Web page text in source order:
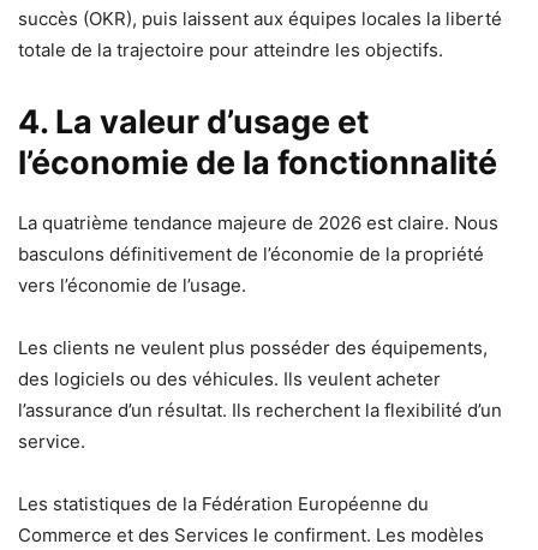
succès (OKR), puis laissent aux équipes locales la liberté
totale de la trajectoire pour atteindre les objectifs.
4. La valeur d’usage et
l’économie de la fonctionnalité
La quatrième tendance majeure de 2026 est claire. Nous
basculons définitivement de l’économie de la propriété
vers l’économie de l’usage.
Les clients ne veulent plus posséder des équipements,
des logiciels ou des véhicules. Ils veulent acheter
l’assurance d’un résultat. Ils recherchent la flexibilité d’un
service.
Les statistiques de la Fédération Européenne du
Commerce et des Services le confirment. Les modèles